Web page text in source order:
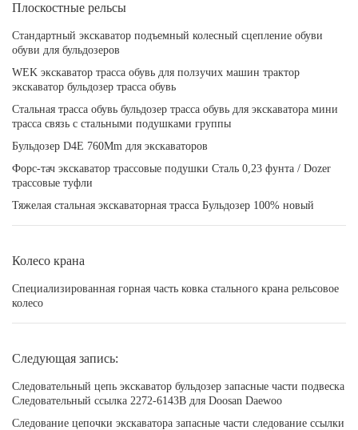
Плоскостные рельсы
Стандартный экскаватор подъемный колесный сцепление обуви
обуви для бульдозеров
WEK экскаватор трасса обувь для ползучих машин трактор
экскаватор бульдозер трасса обувь
Стальная трасса обувь бульдозер трасса обувь для экскаватора мини
трасса связь с стальными подушками группы
Бульдозер D4E 760Mm для экскаваторов
Форс-тач экскаватор трассовые подушки Сталь 0,23 фунта / Dozer
трассовые туфли
Тяжелая стальная экскаваторная трасса Бульдозер 100% новый
Колесо крана
Специализированная горная часть ковка стального крана рельсовое
колесо
Следующая запись:
Следовательный цепь экскаватор бульдозер запасные части подвеска
Следовательный ссылка 2272-6143B для Doosan Daewoo
Следование цепочки экскаватора запасные части следование ссылки